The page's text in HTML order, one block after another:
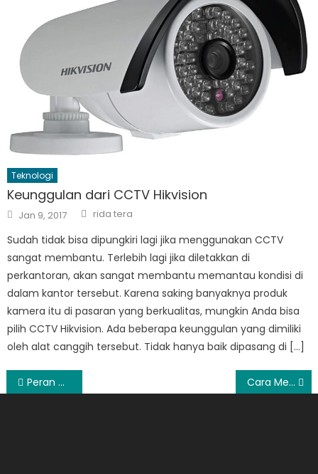
Teknologi
Keunggulan dari CCTV Hikvision
Posted
on
Jan 9, 2017 Author
rida tera
Sudah tidak bisa dipungkiri lagi jika menggunakan CCTV
sangat membantu. Terlebih lagi jika diletakkan di
perkantoran, akan sangat membantu memantau kondisi di
dalam kantor tersebut. Karena saking banyaknya produk
kamera itu di pasaran yang berkualitas, mungkin Anda bisa
pilih CCTV Hikvision. Ada beberapa keunggulan yang dimiliki
oleh alat canggih tersebut. Tidak hanya baik dipasang di […]
Post
Peran Wanita dalam Islam Cara Menurunkan Gula Darah Secara Alami